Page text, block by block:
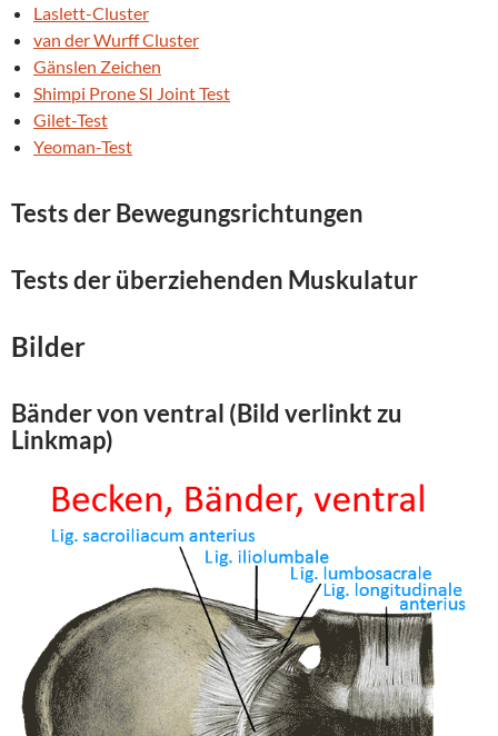
Laslett-Cluster
van der Wurff Cluster
Gänslen Zeichen
Shimpi Prone SI Joint Test
Gilet-Test
Yeoman-Test
Tests der Bewegungsrichtungen
Tests der überziehenden Muskulatur
Bilder
Bänder vonventral (Bild verlinkt zu
Linkmap)